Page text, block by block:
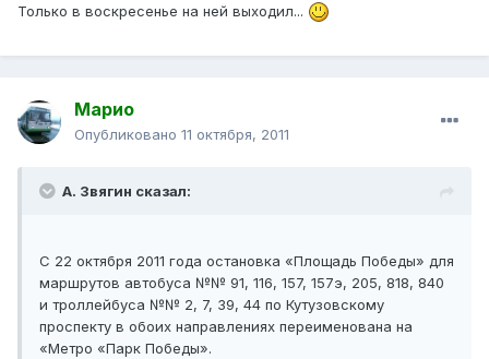
Только в воскресенье на ней выходил...
Марио
Опубликовано 11 октября, 2011
А. Звягин сказал:
С 22 октября 2011 года остановка «Площадь Победы» для
маршрутов автобуса №№ 91, 116, 157, 157э, 205, 818, 840
и троллейбуса №№ 2, 7, 39, 44 по Кутузовскому
проспекту в обоих направлениях переименована на
«Метро «Парк Победы».